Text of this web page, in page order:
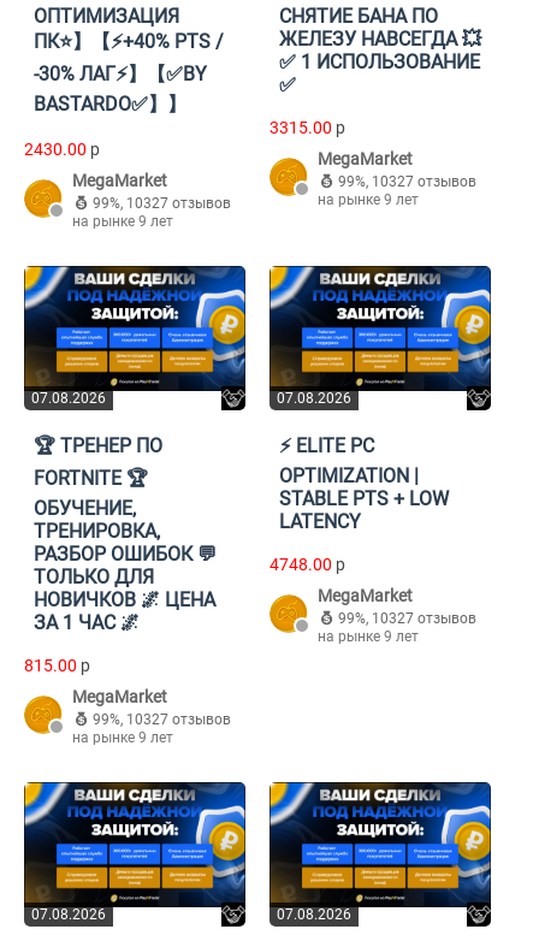
ОПТИМИЗАЦИЯ
ПК⭐】【⚡+40% PTS /
-30% ЛАГ⚡】【✅BY
BASTARDO✅】】
2430.00 p
MegaMarket
99%, 10327 отзывов
на рынке 9 лет
СНЯТИЕ БАНА ПО
ЖЕЛЕЗУ НАВСЕГДА 💥
✅ 1 ИСПОЛЬЗОВАНИЕ
✅
3315.00 p
MegaMarket
99%, 10327 отзывов
на рынке 9 лет
07.08.2026
🏆 ТРЕНЕР ПО
FORTNITE 🏆
ОБУЧЕНИЕ,
ТРЕНИРОВКА,
РАЗБОР ОШИБОК 💬
ТОЛЬКО ДЛЯ
НОВИЧКОВ 🌌 ЦЕНА
ЗА 1 ЧАС 🌌
815.00 p
MegaMarket
99%, 10327 отзывов
на рынке 9 лет
07.08.2026
⚡ ELITE PC
OPTIMIZATION |
STABLE PTS + LOW
LATENCY
4748.00 p
MegaMarket
99%, 10327 отзывов
на рынке 9 лет
07.08.2026 07.08.2026